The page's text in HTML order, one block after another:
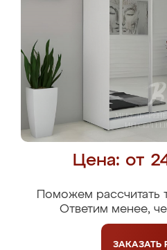
Цена: от
Поможем рассчитать
Ответим менее,
ЗАКАЗАТЬ